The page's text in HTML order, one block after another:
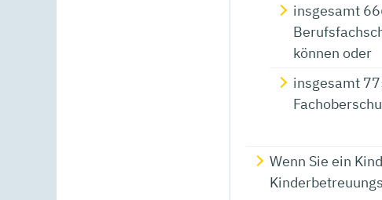
insgesamt
können oder
insgesamt
Wenn Sie ein